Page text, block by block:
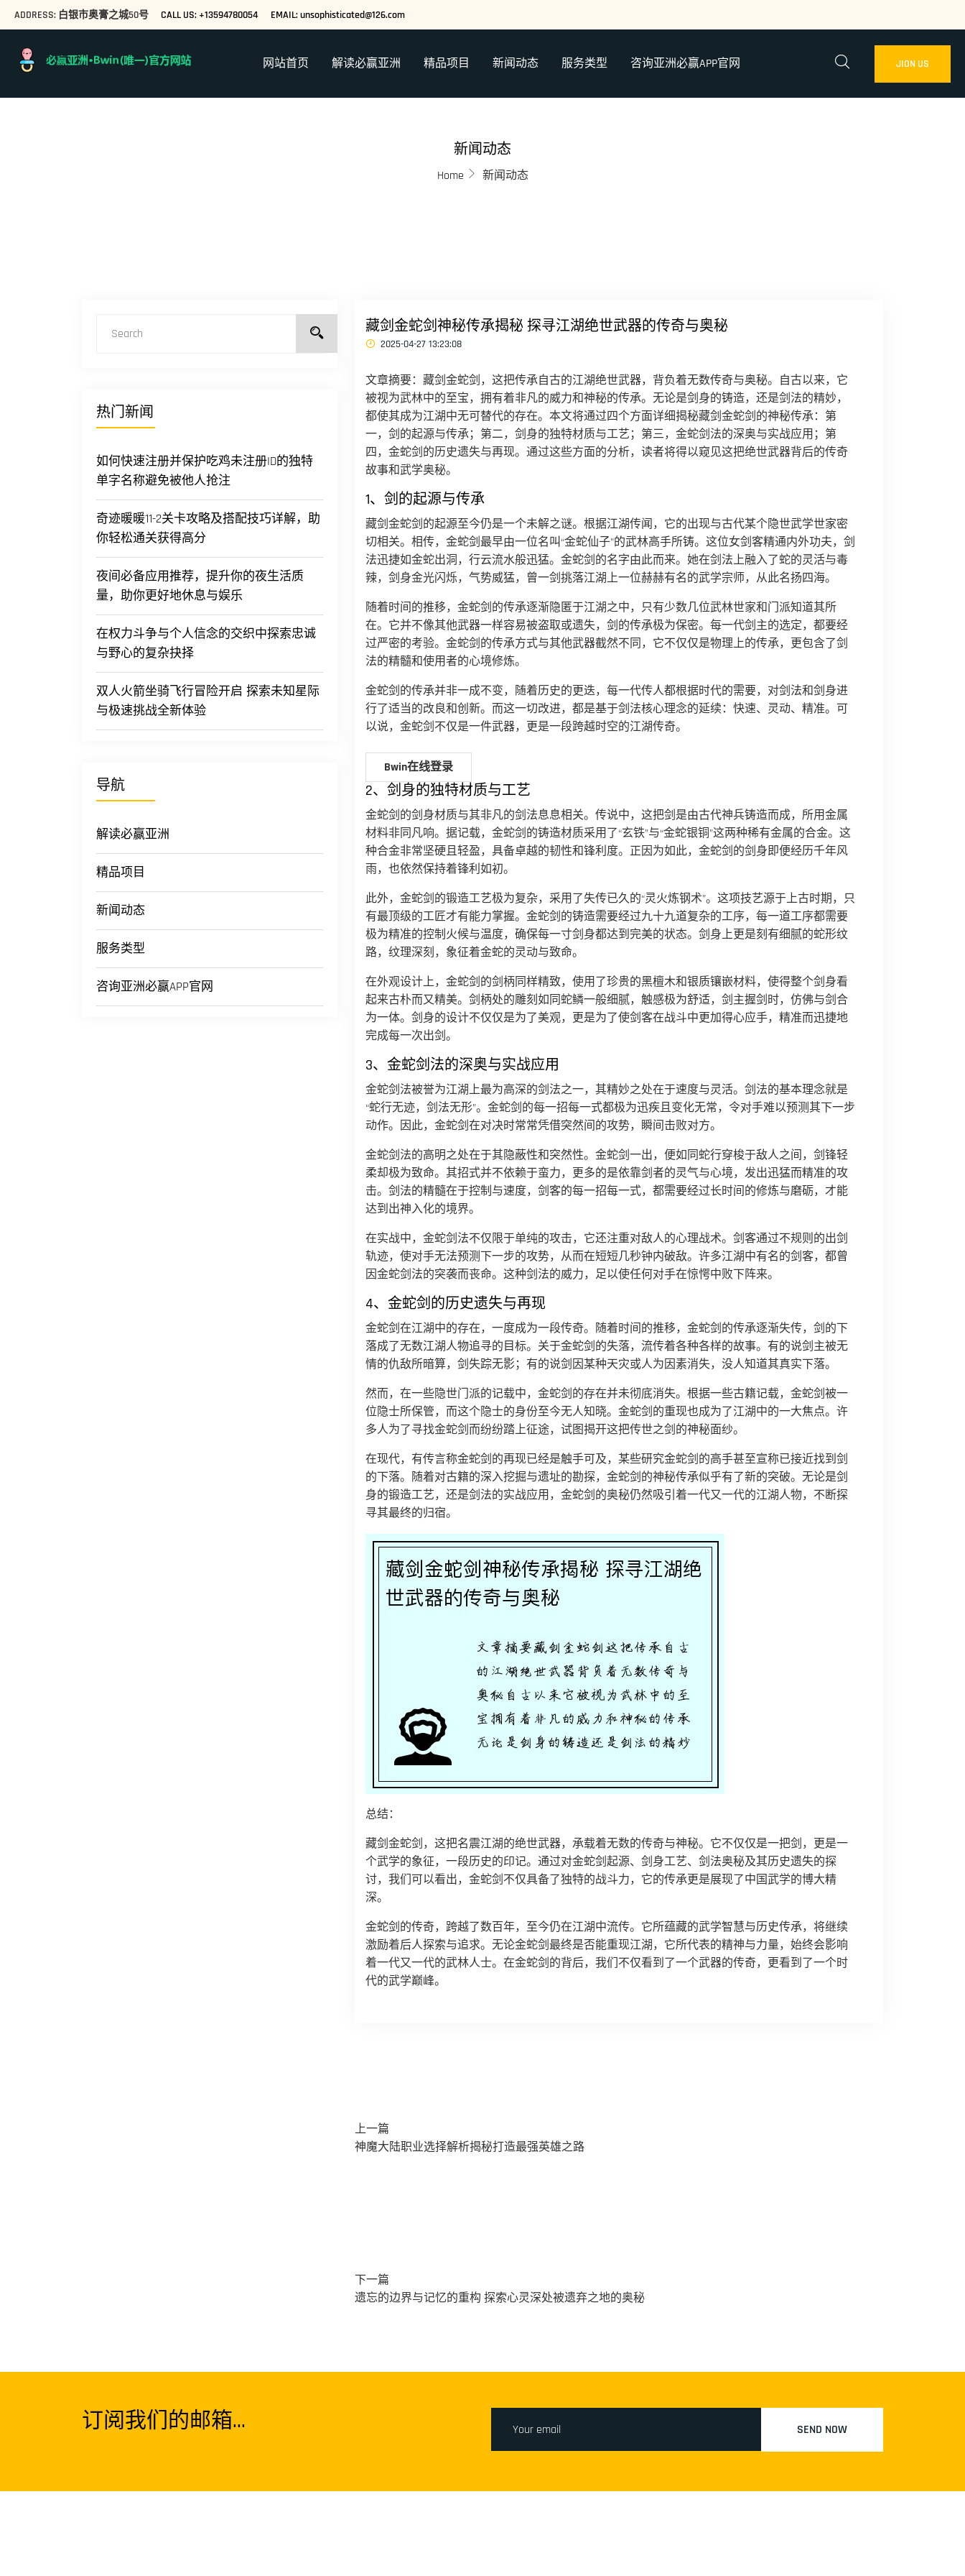
ADDRESS: 白银市奥膏之城50号 CALL US: +13594780054 EMAIL: unsophisticated@126.com
网站首页 解读必赢亚洲 精品项目 新闻动态 服务类型 咨询亚洲必赢APP官网 JION US
新闻动态
Home 新闻动态
热门新闻
如何快速注册并保护吃鸡未注册ID的独特
单字名称避免被他人抢注
奇迹暖暖11-2关卡攻略及搭配技巧详解，助
你轻松通关获得高分
夜间必备应用推荐，提升你的夜生活质
量，助你更好地休息与娱乐
在权力斗争与个人信念的交织中探索忠诚
与野心的复杂抉择
双人火箭坐骑飞行冒险开启 探索未知星际
与极速挑战全新体验
导航
解读必赢亚洲
精品项目
新闻动态
服务类型
咨询亚洲必赢APP官网
藏剑金蛇剑神秘传承揭秘 探寻江湖绝世武器的传奇与奥秘
2025-04-27 13:23:08
文章摘要：藏剑金蛇剑，这把传承自古的江湖绝世武器，背负着无数传奇与奥秘。自古以来，它
被视为武林中的至宝，拥有着非凡的威力和神秘的传承。无论是剑身的铸造，还是剑法的精妙，
都使其成为江湖中无可替代的存在。本文将通过四个方面详细揭秘藏剑金蛇剑的神秘传承：第
一，剑的起源与传承；第二，剑身的独特材质与工艺；第三，金蛇剑法的深奥与实战应用；第
四，金蛇剑的历史遗失与再现。通过这些方面的分析，读者将得以窥见这把绝世武器背后的传奇
故事和武学奥秘。
1、剑的起源与传承
藏剑金蛇剑的起源至今仍是一个未解之谜。根据江湖传闻，它的出现与古代某个隐世武学世家密
切相关。相传，金蛇剑最早由一位名叫“金蛇仙子”的武林高手所铸。这位女剑客精通内外功夫，剑
法迅捷如金蛇出洞，行云流水般迅猛。金蛇剑的名字由此而来。她在剑法上融入了蛇的灵活与毒
辣，剑身金光闪烁，气势威猛，曾一剑挑落江湖上一位赫赫有名的武学宗师，从此名扬四海。
随着时间的推移，金蛇剑的传承逐渐隐匿于江湖之中，只有少数几位武林世家和门派知道其所
在。它并不像其他武器一样容易被盗取或遗失，剑的传承极为保密。每一代剑主的选定，都要经
过严密的考验。金蛇剑的传承方式与其他武器截然不同，它不仅仅是物理上的传承，更包含了剑
法的精髓和使用者的心境修炼。
金蛇剑的传承并非一成不变，随着历史的更迭，每一代传人都根据时代的需要，对剑法和剑身进
行了适当的改良和创新。而这一切改进，都是基于剑法核心理念的延续：快速、灵动、精准。可
以说，金蛇剑不仅是一件武器，更是一段跨越时空的江湖传奇。
Bwin在线登录
2、剑身的独特材质与工艺
金蛇剑的剑身材质与其非凡的剑法息息相关。传说中，这把剑是由古代神兵铸造而成，所用金属
材料非同凡响。据记载，金蛇剑的铸造材质采用了“玄铁”与“金蛇银铜”这两种稀有金属的合金。这
种合金非常坚硬且轻盈，具备卓越的韧性和锋利度。正因为如此，金蛇剑的剑身即便经历千年风
雨，也依然保持着锋利如初。
此外，金蛇剑的锻造工艺极为复杂，采用了失传已久的“灵火炼钢术”。这项技艺源于上古时期，只
有最顶级的工匠才有能力掌握。金蛇剑的铸造需要经过九十九道复杂的工序，每一道工序都需要
极为精准的控制火候与温度，确保每一寸剑身都达到完美的状态。剑身上更是刻有细腻的蛇形纹
路，纹理深刻，象征着金蛇的灵动与致命。
在外观设计上，金蛇剑的剑柄同样精致，使用了珍贵的黑檀木和银质镶嵌材料，使得整个剑身看
起来古朴而又精美。剑柄处的雕刻如同蛇鳞一般细腻，触感极为舒适，剑主握剑时，仿佛与剑合
为一体。剑身的设计不仅仅是为了美观，更是为了使剑客在战斗中更加得心应手，精准而迅捷地
完成每一次出剑。
3、金蛇剑法的深奥与实战应用
金蛇剑法被誉为江湖上最为高深的剑法之一，其精妙之处在于速度与灵活。剑法的基本理念就是
“蛇行无迹，剑法无形”。金蛇剑的每一招每一式都极为迅疾且变化无常，令对手难以预测其下一步
动作。因此，金蛇剑在对决时常常凭借突然间的攻势，瞬间击败对方。
金蛇剑法的高明之处在于其隐蔽性和突然性。金蛇剑一出，便如同蛇行穿梭于敌人之间，剑锋轻
柔却极为致命。其招式并不依赖于蛮力，更多的是依靠剑者的灵气与心境，发出迅猛而精准的攻
击。剑法的精髓在于控制与速度，剑客的每一招每一式，都需要经过长时间的修炼与磨砺，才能
达到出神入化的境界。
在实战中，金蛇剑法不仅限于单纯的攻击，它还注重对敌人的心理战术。剑客通过不规则的出剑
轨迹，使对手无法预测下一步的攻势，从而在短短几秒钟内破敌。许多江湖中有名的剑客，都曾
因金蛇剑法的突袭而丧命。这种剑法的威力，足以使任何对手在惊愕中败下阵来。
4、金蛇剑的历史遗失与再现
金蛇剑在江湖中的存在，一度成为一段传奇。随着时间的推移，金蛇剑的传承逐渐失传，剑的下
落成了无数江湖人物追寻的目标。关于金蛇剑的失落，流传着各种各样的故事。有的说剑主被无
情的仇敌所暗算，剑失踪无影；有的说剑因某种天灾或人为因素消失，没人知道其真实下落。
然而，在一些隐世门派的记载中，金蛇剑的存在并未彻底消失。根据一些古籍记载，金蛇剑被一
位隐士所保管，而这个隐士的身份至今无人知晓。金蛇剑的重现也成为了江湖中的一大焦点。许
多人为了寻找金蛇剑而纷纷踏上征途，试图揭开这把传世之剑的神秘面纱。
在现代，有传言称金蛇剑的再现已经是触手可及，某些研究金蛇剑的高手甚至宣称已接近找到剑
的下落。随着对古籍的深入挖掘与遗址的勘探，金蛇剑的神秘传承似乎有了新的突破。无论是剑
身的锻造工艺，还是剑法的实战应用，金蛇剑的奥秘仍然吸引着一代又一代的江湖人物，不断探
寻其最终的归宿。
总结：
藏剑金蛇剑，这把名震江湖的绝世武器，承载着无数的传奇与神秘。它不仅仅是一把剑，更是一
个武学的象征，一段历史的印记。通过对金蛇剑起源、剑身工艺、剑法奥秘及其历史遗失的探
讨，我们可以看出，金蛇剑不仅具备了独特的战斗力，它的传承更是展现了中国武学的博大精
深。
金蛇剑的传奇，跨越了数百年，至今仍在江湖中流传。它所蕴藏的武学智慧与历史传承，将继续
激励着后人探索与追求。无论金蛇剑最终是否能重现江湖，它所代表的精神与力量，始终会影响
着一代又一代的武林人士。在金蛇剑的背后，我们不仅看到了一个武器的传奇，更看到了一个时
代的武学巅峰。
上一篇
神魔大陆职业选择解析揭秘打造最强英雄之路
下一篇
遗忘的边界与记忆的重构 探索心灵深处被遗弃之地的奥秘
订阅我们的邮箱... SEND NOW